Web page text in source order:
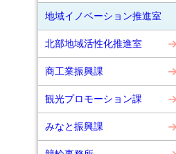
地域イノベーション推進室
北部地域活性化推進室
商工業振興課
観光プロモーション課
みなと振興課